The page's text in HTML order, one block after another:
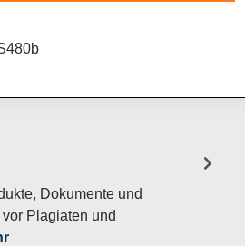
Dokumente und
Plagiaten und